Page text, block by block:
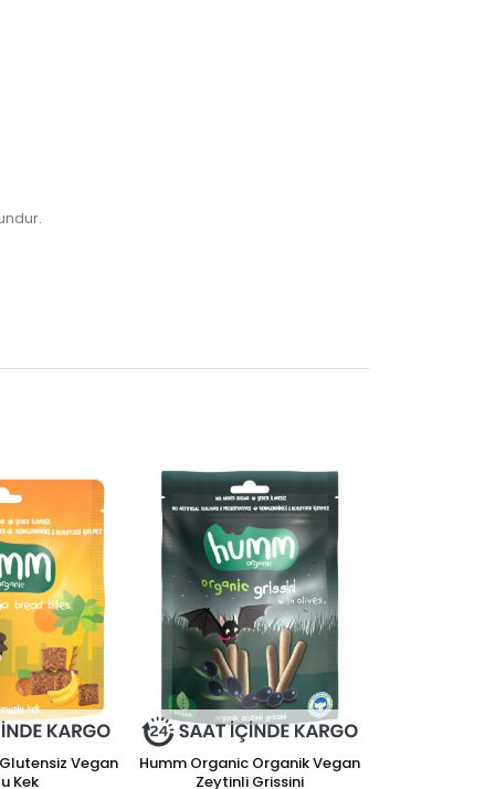
Vegan
Kek
Humm Organic Organik Vegan
Zeytinli Grissini